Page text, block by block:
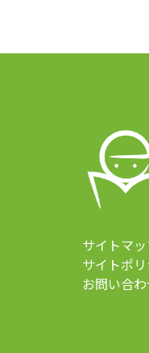
サイトマ
サイトポ
お問い合